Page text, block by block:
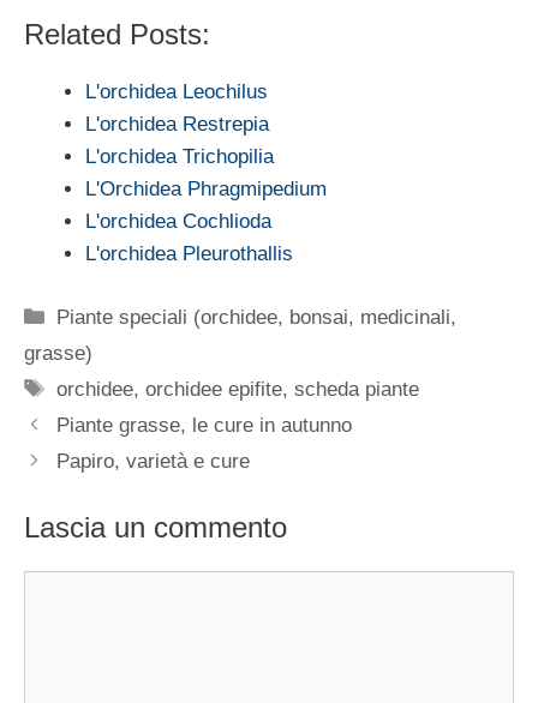
Related Posts:
L'orchidea Leochilus
L'orchidea Restrepia
L'orchidea Trichopilia
L'Orchidea Phragmipedium
L'orchidea Cochlioda
L'orchidea Pleurothallis
Categorie
Piante speciali (orchidee, bonsai, medicinali,
grasse)
Tag
orchidee,orchidee epifite,scheda piante
Piante grasse, le cure in autunno
Papiro, varietà e cure
Lascia un commento